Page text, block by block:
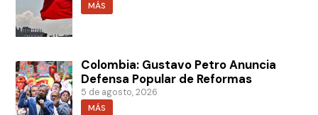
MÁS
Colombia: Gustavo Petro Anuncia
Defensa Popular de Reformas
5 de agosto, 2026
MÁS